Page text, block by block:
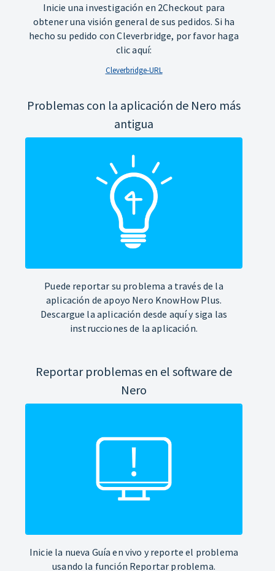
Inicie una investigación en 2Checkout para
obtener una visión general de sus pedidos. Si ha
hecho su pedido con Cleverbridge, por favor haga
clic aquí:
Cleverbridge-URL
Problemas con la aplicación de Nero más
antigua
Puede reportar su problema a través de la
aplicación de apoyo Nero KnowHow Plus.
Descargue la aplicación desde aquí y siga las
instrucciones de la aplicación.
Reportar problemas en el software de
Nero
Inicie la nueva Guía en vivo y reporte el problema
usando la función Reportar problema.